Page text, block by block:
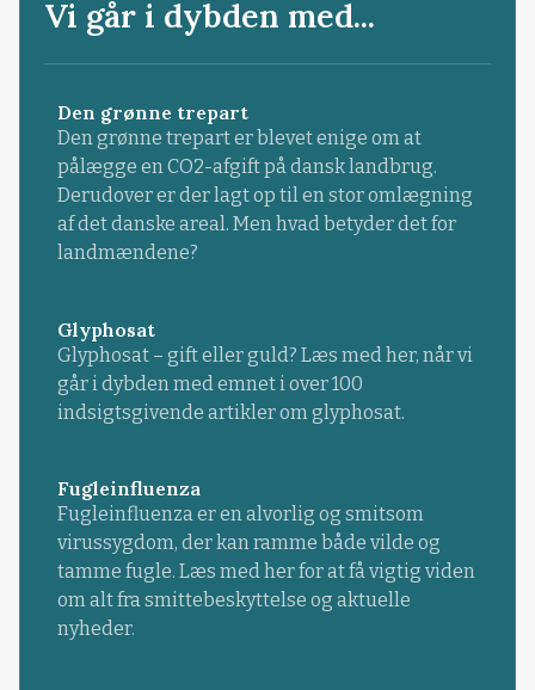
Vi går i dybden med...
Den grønne trepart
Den grønne trepart er blevet enige om at
pålægge en CO2-afgift på dansk landbrug.
Derudover er der lagt op til en stor omlægning
af det danske areal. Men hvad betyder det for
landmændene?
Glyphosat
Glyphosat – gift eller guld? Læs med her, når vi
går i dybden med emnet i over 100
indsigtsgivende artikler om glyphosat.
Fugleinfluenza
Fugleinfluenza er en alvorlig og smitsom
virussygdom, der kan ramme både vilde og
tamme fugle. Læs med her for at få vigtig viden
om alt fra smittebeskyttelse og aktuelle
nyheder.